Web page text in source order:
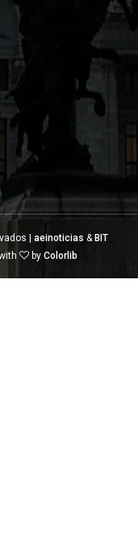
| aeinoticias &BIT
by Colorlib